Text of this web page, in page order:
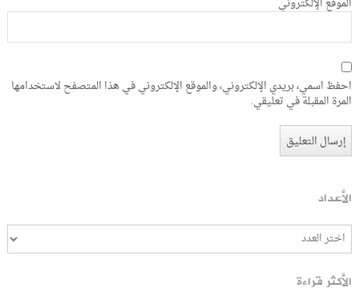
احفظ اسمي، بريدي الإلكتروني، والموقع الإلكتروني في هذا المتصفح لاستخدامها
المرة المقبلة في تعليقي.
الأعداد
الأكثر قراءة